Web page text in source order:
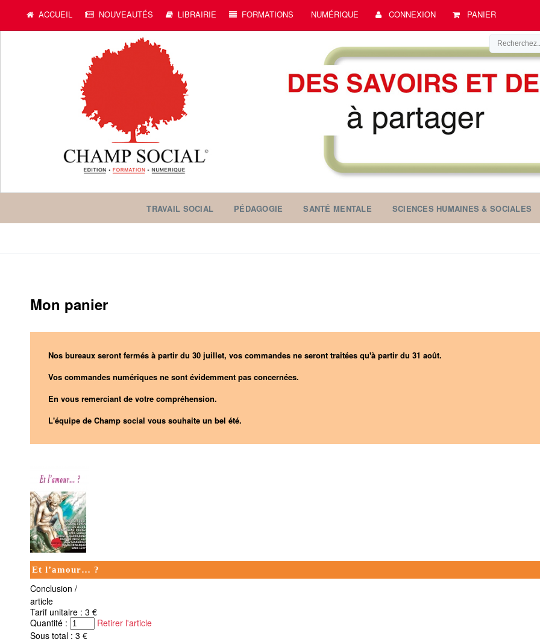
ACCUEIL NOUVEAUTÉS LIBRAIRIE FORMATIONS NUMÉRIQUE CONNEXION PANIER
TRAVAIL SOCIAL PÉDAGOGIE SANTÉ MENTALE SCIENCES HUMAINES & SOCIALES
Mon panier
Nos bureaux seront fermés à partir du 30 juillet, vos commandes ne seront traitées qu'à partir du 31 août.
Vos commandes numériques ne sont évidemment pas concernées.
En vous remerciant de votre compréhension.
L'équipe de Champ social vous souhaite un bel été.
Et l’amour… ?
Conclusion /
article
Tarif unitaire : 3 €
Quantité :
Retirer l'article
Sous total : 3 €